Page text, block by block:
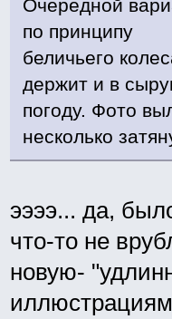
Очередной
по принципу
беличьего
держит и в
погоду. Фото
несколько
ээээ... да,
что-то не
новую-